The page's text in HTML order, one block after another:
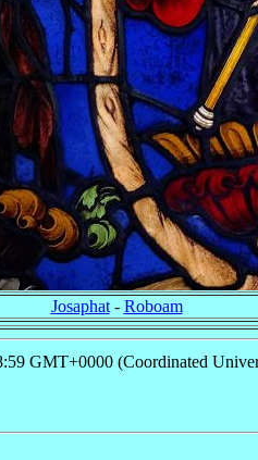
Josaphat- Roboam
GMT+0000 (Coordinated